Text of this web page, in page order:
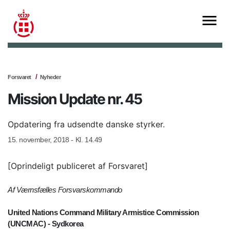
Forsvaret Nyheder
Mission Update nr. 45
Opdatering fra udsendte danske styrker.
15. november, 2018 - Kl. 14.49
[Oprindeligt publiceret af Forsvaret]
Af Værnsfælles Forsvarskommando
United Nations Command Military Armistice Commission
(UNCMAC) - Sydkorea